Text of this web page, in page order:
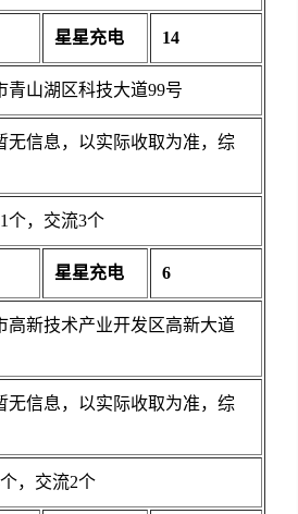
星星充电 14
青山湖区科技大道99号
无信息，以实际收取为准，综
个，交流3个
星星充电 6
高新技术产业开发区高新大道
无信息，以实际收取为准，综
，交流2个